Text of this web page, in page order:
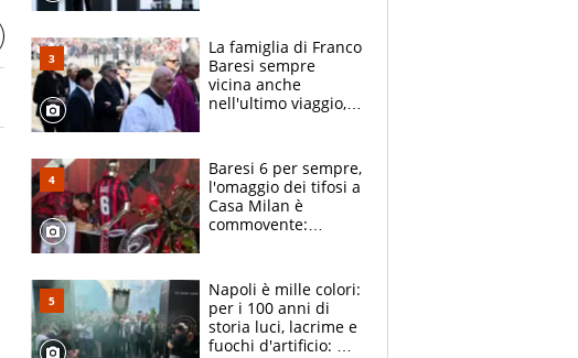
La famiglia di Franco
Baresi sempre
vicina anche
nell'ultimo viaggio,
circondati
dall'affetto dei tifosi
Baresi 6 per sempre,
l'omaggio dei tifosi a
Casa Milan è
commovente:
bigliettini
Napoli è mille colori:
per i 100 anni di
storia luci, lacrime e
fuochi d'artificio: De